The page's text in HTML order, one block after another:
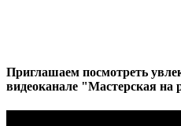
Приглашаем посмотреть
видеоканале "Мастерская на